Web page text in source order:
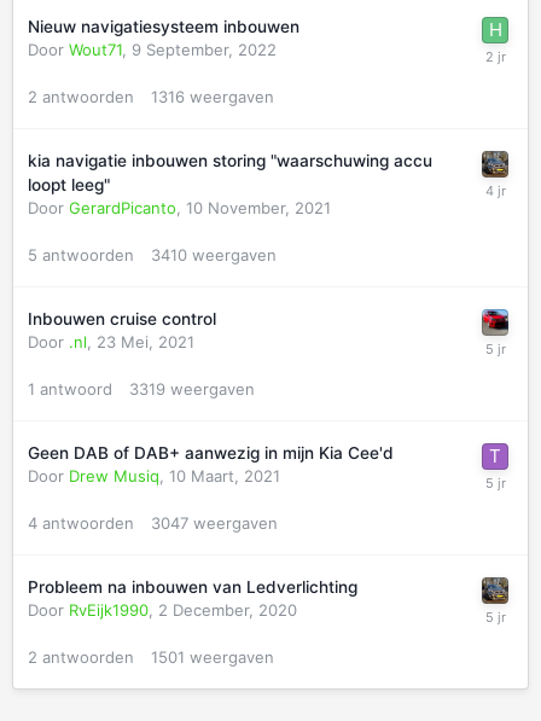
Nieuw navigatiesysteem inbouwen
Door Wout71, 9 September, 2022
2 antwoorden 1316 weergaven
kia navigatie inbouwen storing "waarschuwing accu
loopt leeg"
Door GerardPicanto, 10 November, 2021
5 antwoorden 3410 weergaven
Inbouwen cruise control
Door .nl, 23 Mei, 2021
1 antwoord 3319 weergaven
Geen DAB of DAB+ aanwezig in mijn Kia Cee'd
Door Drew Musiq, 10 Maart, 2021
4 antwoorden 3047 weergaven
Probleem na inbouwen van Ledverlichting
Door RvEijk1990, 2 December, 2020
2 antwoorden 1501 weergaven